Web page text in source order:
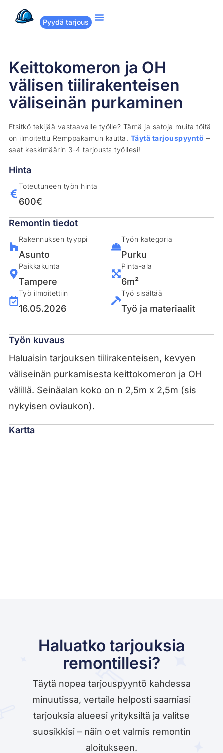
Pyydä tarjous
Keittokomeron ja OH
välisen tiilirakenteisen
väliseinän purkaminen
Etsitkö tekijää vastaavalle työlle? Tämä ja satoja muita töitä
on ilmoitettu Remppakamun kautta. Täytä tarjouspyyntö –
saat keskimäärin 3-4 tarjousta työllesi!
Hinta
Toteutuneen työn hinta
600€
Remontin tiedot
Rakennuksen tyyppi
Asunto
Paikkakunta
Tampere
Työ ilmoitettiin
16.05.2026
Työn kategoria
Purku
Pinta-ala
6m²
Työ sisältää
Työ ja materiaalit
Työn kuvaus
Haluaisin tarjouksen tiilirakenteisen, kevyen
väliseinän purkamisesta keittokomeron ja OH
välillä. Seinäalan koko on n 2,5m x 2,5m (sis
nykyisen oviaukon).
Kartta
Haluatko tarjouksia
remontillesi?
Täytä nopea tarjouspyyntö kahdessa
minuutissa, vertaile helposti saamiasi
tarjouksia alueesi yrityksiltä ja valitse
suosikkisi – näin olet valmis remontin
aloitukseen.